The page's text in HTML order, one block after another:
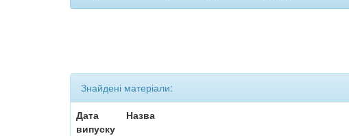
Знайдені матеріали:
Дата
випуску
Назва